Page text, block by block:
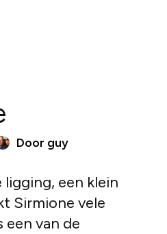
Door guy
ligging, een klein
Sirmione vele
een van de